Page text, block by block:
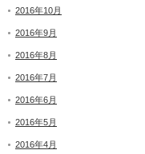
2016年10月
2016年9月
2016年8月
2016年7月
2016年6月
2016年5月
2016年4月